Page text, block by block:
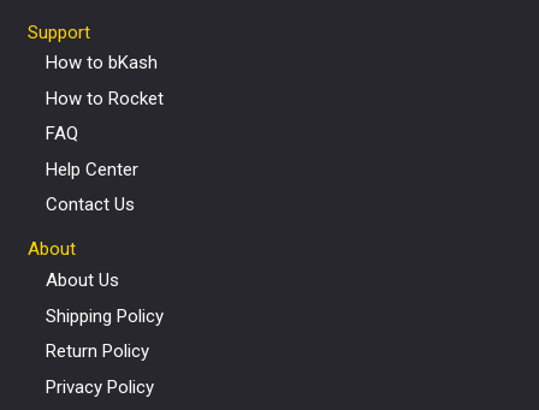
Support
How to bKash
How to Rocket
FAQ
Help Center
Contact Us
About
About Us
Shipping Policy
Return Policy
Privacy Policy